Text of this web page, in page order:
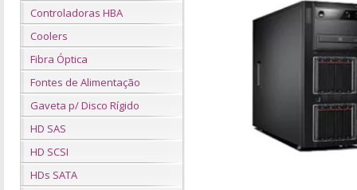
Controladoras HBA
Coolers
Fibra Óptica
Fontes de Alimentação
Gaveta p/ Disco Rígido
HD SAS
HD SCSI
HDs SATA